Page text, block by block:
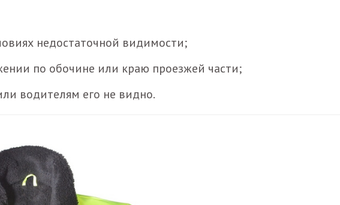
недостаточной видимости;
по обочине или краю проезжей части;
водителям его не видно.